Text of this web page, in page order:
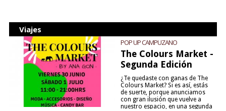
Viajes
POP UP CAMPUZANO
The Colours Market -
Segunda Edición
¿Te quedaste con ganas de The
Colours Market? Si es así, estás
de suerte, porque anunciamos
con gran ilusión que vuelve a
nuestro espacio, en una segunda